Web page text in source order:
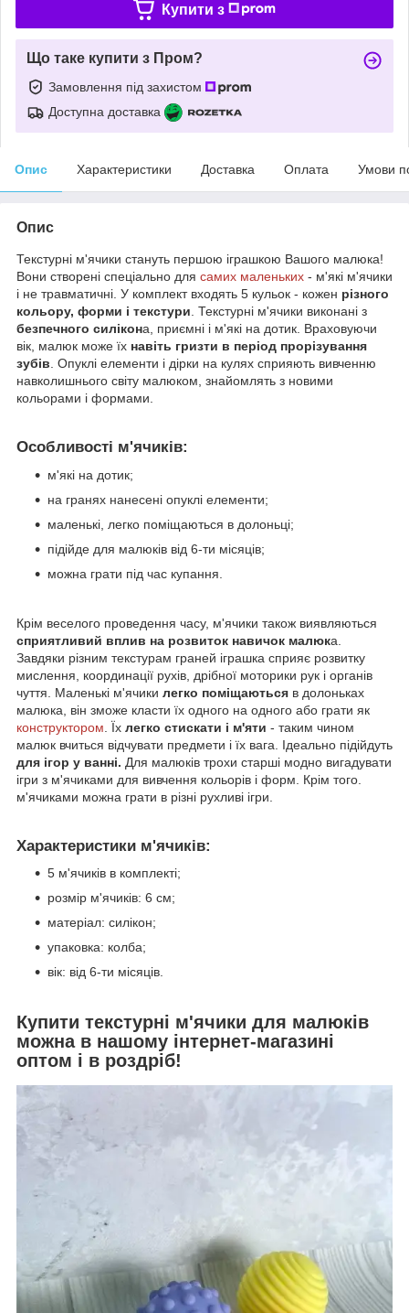
Купити з
Що таке купити з Пром?
Замовлення під захистом
Доступна доставка
Опис Характеристики Доставка Оплата Умови
Опис
Текстурні м'ячики стануть першою іграшкою Вашого малюка!
Вони створені спеціально для самих маленьких - м'які м'ячики
і не травматичні. У комплект входять 5 кульок - кожен різного
кольору, форми і текстури . Текстурні м'ячики виконані з
безпечного силікона, приємні і м'які на дотик. Враховуючи
вік, малюк може їх навіть гризти в період прорізування
зубів . Опуклі елементи і дірки на кулях сприяють вивченню
навколишнього світу малюком, знайомлять з новими
кольорами і формами.
Особливості м'ячиків:
м'які на дотик;
на гранях нанесені опуклі елементи;
маленькі, легко поміщаються в долоньці;
підійде для малюків від 6-ти місяців;
можна грати під час купання.
Крім веселого проведення часу, м'ячики також виявляються
сприятливий вплив на розвиток навичок малюка.
Завдяки різним текстурам граней іграшка сприяє розвитку
мислення, координації рухів, дрібної моторики рук і органів
чуття. Маленькі м'ячики легко поміщаються в долоньках
малюка, він зможе класти їх одного на одного або грати як
конструктором . Їх легко стискати і м'яти - таким чином
малюк вчиться відчувати предмети і їх вага. Ідеально підійдуть
для ігор у ванні. Для малюків трохи старші модно вигадувати
ігри з м'ячиками для вивчення кольорів і форм. Крім того.
м'ячиками можна грати в різні рухливі ігри.
Характеристики м'ячиків:
5 м'ячиків в комплекті;
розмір м'ячиків: 6 см;
матеріал: силікон;
упаковка: колба;
вік: від 6-ти місяців.
Купити текстурні м'ячики для малюків
можна в нашому інтернет-магазині
оптом і в роздріб!